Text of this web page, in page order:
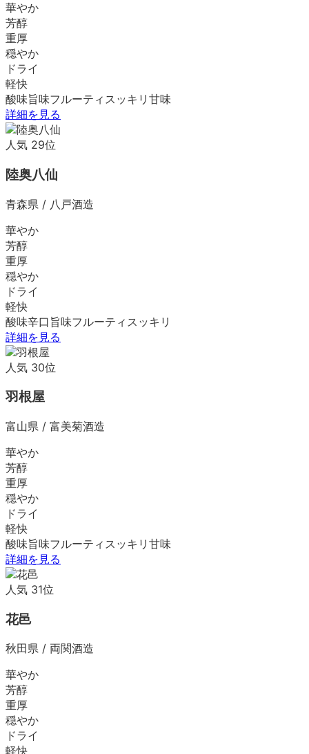
華やか
芳醇
重厚
穏やか
ドライ
軽快
酸味旨味フルーティ スッキリ 甘味
詳細を見る
人気 29位
陸奥八仙
青森県 / 八戸酒造
華やか
芳醇
重厚
穏やか
ドライ
軽快
酸味辛口 旨味フルーティ スッキリ
詳細を見る
人気 30位
羽根屋
富山県 / 富美菊酒造
華やか
芳醇
重厚
穏やか
ドライ
軽快
酸味旨味フルーティ スッキリ 甘味
詳細を見る
人気 31位
花邑
秋田県 / 両関酒造
華やか
芳醇
重厚
穏やか
ドライ
軽快